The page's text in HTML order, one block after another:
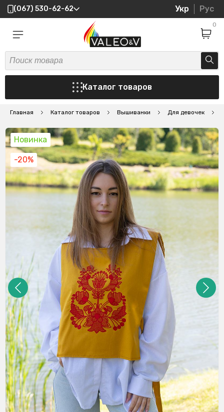
(067) 530-62-62 Укр Рус
0
Каталог товаров
Главная Каталог товаров Вышиванки Для девочек
Новинка
-20%